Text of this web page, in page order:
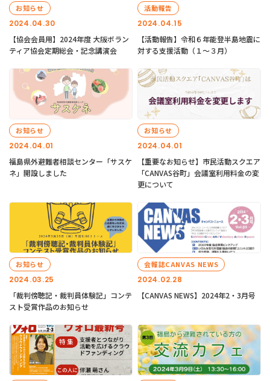
2024.04.30
お知らせ
【協会会員用】2024年度 大阪ボラン
ティア協会定期総会・記念講演会
2024.04.15
活動報告
【活動報告】令和６年能登半島地震に
対する支援活動（１〜３月）
2024.04.01
お知らせ
福島県外避難者相談センター「サスケ
ネ」開設しました
2024.04.01
お知らせ
【重要なお知らせ】市民活動スクエア
「CANVAS谷町」会議室利用料金の変
更について
2024.03.25
お知らせ
「裁判傍聴記・裁判員体験記」コンテ
スト受賞作品のお知らせ
2024.02.28
会報誌CANVAS NEWS
【CANVAS NEWS】2024年2・3月号